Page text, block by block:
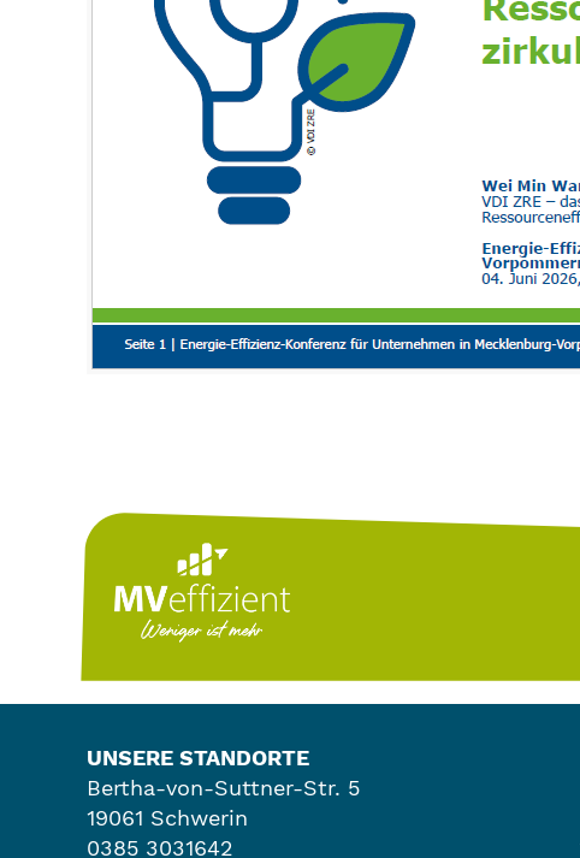
UNSERE STANDORTE
Bertha-von-Suttner-Str. 5
19061 Schwerin
0385 3031642